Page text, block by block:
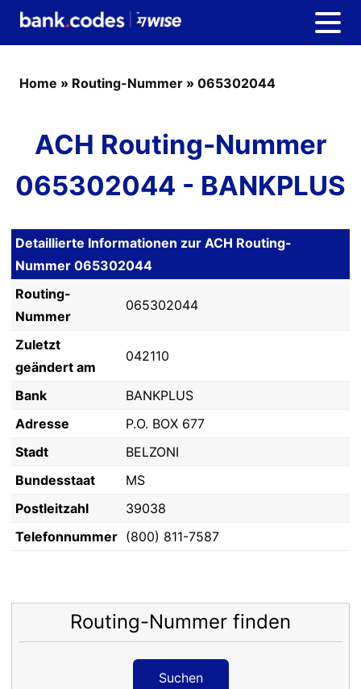
Home » Routing-Nummer » 065302044
ACH Routing-Nummer
065302044 - BANKPLUS
Detaillierte Informationen zur ACH Routing-
Nummer 065302044
Routing-
Nummer
065302044
Zuletzt
geändert am
042110
Bank
BANKPLUS
Adresse
P.O. BOX 677
Stadt
BELZONI
Bundesstaat
MS
Postleitzahl
39038
Telefonnummer (800) 811-7587
Routing-Nummer finden
Suchen